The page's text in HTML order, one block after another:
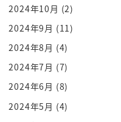
アメリカは要する2018
ですねもう
嘆きにわたり嘘をつか
からあれもしかしてこ
稼ぎに使われて
結局この20年間で
ICBM作らせちまった
2024年10月 (2)
2024年9月 (11)
2024年8月 (4)
2024年7月 (7)
2024年6月 (8)
2024年5月 (4)